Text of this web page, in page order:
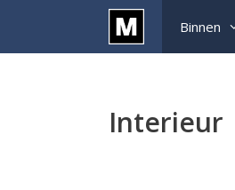
de
Binnen
Interieur